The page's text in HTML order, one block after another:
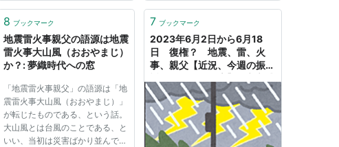
です。
8 ブックマーク
地震雷火事親父の語源は地震
雷火事大山風（おおやまじ）
か？: 夢織時代への窓
「地震雷火事親父」の語源は「地
震雷火事大山風（おおやまじ）」
が転じたものである、という話。
大山風とは台風のことである、と
いい、当初は災害ばかり並んでい
7 ブックマーク
2023年6月2日から6月18
日 復権？ 地震、雷、火
事、親父【近況、今週の振り
の研究 by 暖淡堂